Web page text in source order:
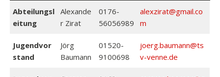
Abteilungsl
eitung
Alexande
r Zirat
0176-
56056989
alexzirat@gmail.co
m
Jugendvor
stand
Jörg
Baumann
01520-
9100698
joerg.baumann@ts
v-venne.de